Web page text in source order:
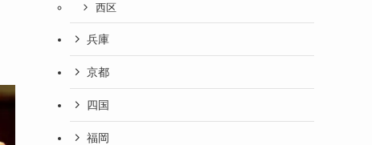
西区
兵庫
京都
四国
福岡